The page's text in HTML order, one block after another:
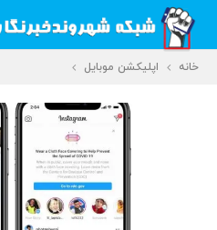
خانه اپلیکشن موبایل